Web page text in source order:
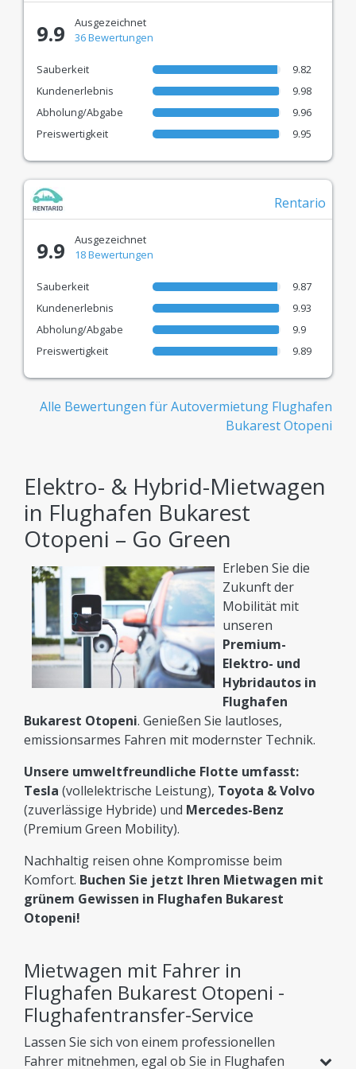
richtigen Preis wählen!
9.9
Ausgezeichnet
36 Bewertungen
Sauberkeit
9.82
Kundenerlebnis
9.98
Abholung/Abgabe
9.96
Preiswertigkeit
9.95
Rentario
9.9
Ausgezeichnet
18 Bewertungen
Sauberkeit
9.87
Kundenerlebnis
9.93
Abholung/Abgabe
9.9
Preiswertigkeit
9.89
Alle Bewertungen für Autovermietung Flughafen
Bukarest Otopeni
Elektro- & Hybrid-Mietwagen
in Flughafen Bukarest
Otopeni – Go Green
Erleben Sie die
Zukunft der
Mobilität mit
unseren
Premium-
Elektro- und
Hybridautos in
Flughafen
Bukarest Otopeni. Genießen Sie lautloses,
emissionsarmes Fahren mit modernster Technik.
Unsere umweltfreundliche Flotte umfasst:
Tesla (vollelektrische Leistung), Toyota & Volvo
(zuverlässige Hybride) und Mercedes-Benz
(Premium Green Mobility).
Nachhaltig reisen ohne Kompromisse beim
Komfort. Buchen Sie jetzt Ihren Mietwagen mit
grünem Gewissen in Flughafen Bukarest
Otopeni!
Mietwagen mit Fahrer in
Flughafen Bukarest Otopeni -
Flughafentransfer-Service
Lassen Sie sich von einem professionellen
Fahrer mitnehmen, egal ob Sie in Flughafen